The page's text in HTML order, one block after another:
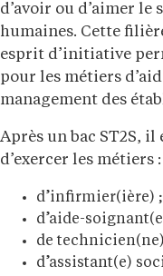
d’avoir ou d’aimer
humaines. Cette
esprit d’initiative
pour les métiers
management des
Après un bac ST2S,
d’exercer les métiers :
d’infirmier(ière) ;
d’aide-
de
d’assistant(e)